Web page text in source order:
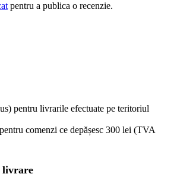
pentru a publica o recenzie.
pentru livrarile efectuate pe teritoriul
comenzi ce depășesc 300 lei (TVA
livrare